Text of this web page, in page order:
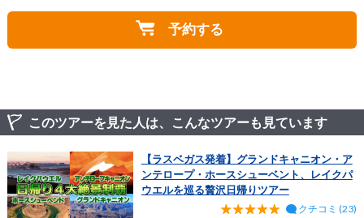
ございます。
◆大自然観光は都市から離れた場所である為、直ぐに病
院にいける環境にはありません。
を載せるスペースはありません。
◆観光ポイントと駐車場の間を１０分程歩く場所があり
ます。
◆アンテロープキャニオンでは、未舗装道路を通り激し
く揺れる場合や、入場に時間が掛かる場合は炎天下で長
時間お待ち頂き、入る際には細いハシゴの昇降をする箇
方、個人旅行で来られる方、在米の方、日本・アメリカ
以外の国にお住まいの方。。。皆様のお越しをお待ちし
予約する
このツアーを見た人は、こんなツアーも見ています
【ラスベガス発着】グランドキャニオン・ア
ンテロープ・ホースシューベント、レイクパ
ウエルを巡る贅沢日帰りツアー
クチコミ (23)